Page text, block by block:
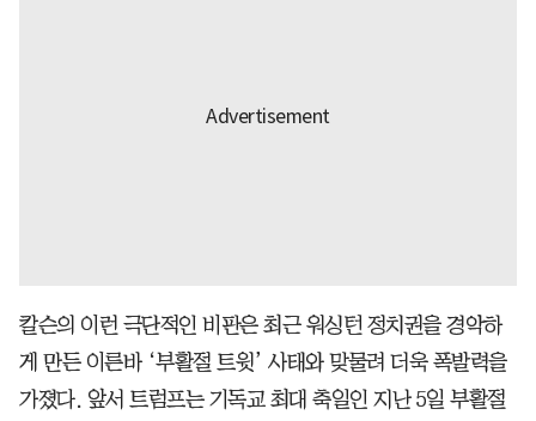
칼슨의 이런 극단적인 비판은 최근 워싱턴 정치권을 경악하
게 만든 이른바 ‘부활절 트윗’ 사태와 맞물려 더욱 폭발력을
가졌다. 앞서 트럼프는 기독교 최대 축일인 지난 5일 부활절